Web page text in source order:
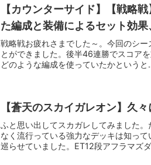
【カウンターサイド】【戦略
た編成と装備によるセット効
戦略戦お疲れさまでした～。今回のシ
とができました。後半46連勝でスコア
どのような編成を使っていたかという
【蒼天のスカイガレオン】久
ふと思い出してスカガレしてみました
なく流行っている強力なデッキは知っ
巡らせていました。ET12段アフラマズ